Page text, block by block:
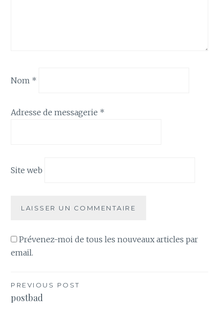
Nom *
Adresse de messagerie *
Site web
Prévenez-moi de tous les nouveaux articles par
email.
Navigation
PREVIOUS POST
postbad